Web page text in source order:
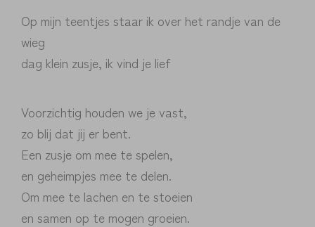
Op mijn teentjes staar ik over het randje van de
wieg
dag klein zusje, ik vind je lief
Voorzichtig houden we je vast,
zo blij dat jij er bent.
Een zusje om mee te spelen,
en geheimpjes mee te delen.
Om mee te lachen en te stoeien
en samen op te mogen groeien.